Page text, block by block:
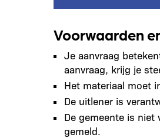
Voorwaarden
Je aanvraag
aanvraag, krijg je
Het materiaal moet
De uitlener is
De gemeente is
gemeld.